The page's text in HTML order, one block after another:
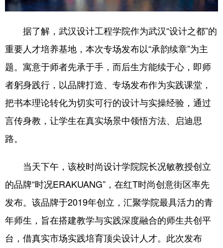
多语种频道
English Español Français عربى
Русский язык 日本語 한국어
Deutsch Português
据了解，武汉设计工程学院作为武汉“设计之都”的
重要人才培养基地，本次专场发布以“承韵续章”为主
题。寓意于师者先承于手，而后生方能续于心，即师
者躬身践行，以品牌打造、专场发布作为实践课堂，
把书本理论转化为切实可行的设计与实操经验，通过
言传身教，让学生在真实场景中领悟方法、启迪思
路。
当天下午，该校时尚设计学院院长况敏教授创立
的品牌“时况ERAKUANG”，在红T时尚创意街区率先
发布。该品牌于2019年创立，汇聚学院最具活力的青
年师生，旨在搭建教学与实践深度融合的师生共创平
台，借真实市场实践培育顶尖设计人才。此次发布